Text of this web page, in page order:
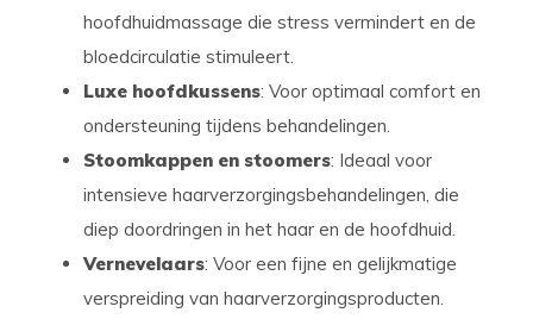
hoofdhuidmassage die stress vermindert en de
bloedcirculatie stimuleert.
Luxe hoofdkussens: Voor optimaal comfort en
ondersteuning tijdens behandelingen.
Stoomkappen en stoomers: Ideaal voor
intensieve haarverzorgingsbehandelingen, die
diep doordringen in het haar en de hoofdhuid.
Vernevelaars: Voor een fijne en gelijkmatige
verspreiding van haarverzorgingsproducten.